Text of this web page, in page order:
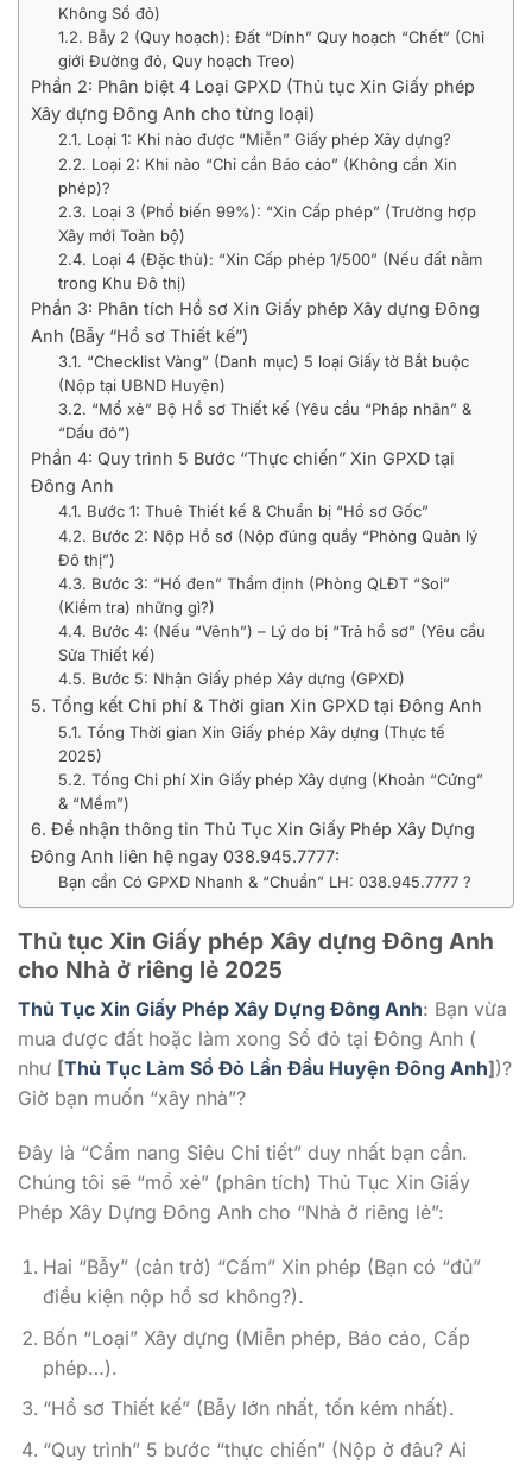
Không Sổ đỏ)
1.2. Bẫy 2 (Quy hoạch): Đất “Dính” Quy hoạch “Chết” (Chỉ
giới Đường đỏ, Quy hoạch Treo)
Phần 2: Phân biệt 4 Loại GPXD (Thủ tục Xin Giấy phép
Xây dựng Đông Anh cho từng loại)
2.1. Loại 1: Khi nào được “Miễn” Giấy phép Xây dựng?
2.2. Loại 2: Khi nào “Chỉ cần Báo cáo” (Không cần Xin
phép)?
2.3. Loại 3 (Phổ biến 99%): “Xin Cấp phép” (Trường hợp
Xây mới Toàn bộ)
2.4. Loại 4 (Đặc thù): “Xin Cấp phép 1/500” (Nếu đất nằm
trong Khu Đô thị)
Phần 3: Phân tích Hồ sơ Xin Giấy phép Xây dựng Đông
Anh (Bẫy “Hồ sơ Thiết kế”)
3.1. “Checklist Vàng” (Danh mục) 5 loại Giấy tờ Bắt buộc
(Nộp tại UBND Huyện)
3.2. “Mổ xẻ” Bộ Hồ sơ Thiết kế (Yêu cầu “Pháp nhân” &
“Dấu đỏ”)
Phần 4: Quy trình 5 Bước “Thực chiến” Xin GPXD tại
Đông Anh
4.1. Bước 1: Thuê Thiết kế & Chuẩn bị “Hồ sơ Gốc”
4.2. Bước 2: Nộp Hồ sơ (Nộp đúng quầy “Phòng Quản lý
Đô thị”)
4.3. Bước 3: “Hố đen” Thẩm định (Phòng QLĐT “Soi”
(Kiểm tra) những gì?)
4.4. Bước 4: (Nếu “Vênh”) – Lý do bị “Trả hồ sơ” (Yêu cầu
Sửa Thiết kế)
4.5. Bước 5: Nhận Giấy phép Xây dựng (GPXD)
5. Tổng kết Chi phí & Thời gian Xin GPXD tại Đông Anh
5.1. Tổng Thời gian Xin Giấy phép Xây dựng (Thực tế
2025)
5.2. Tổng Chi phí Xin Giấy phép Xây dựng (Khoản “Cứng”
& “Mềm”)
6. Để nhận thông tin Thủ Tục Xin Giấy Phép Xây Dựng
Đông Anh liên hệ ngay 038.945.7777:
Bạn cần Có GPXD Nhanh & “Chuẩn” LH: 038.945.7777 ?
Thủ tục Xin Giấy phép Xây dựng Đông Anh
cho Nhà ở riêng lẻ 2025
Thủ Tục Xin Giấy Phép Xây Dựng Đông Anh: Bạn vừa
mua được đất hoặc làm xong Sổ đỏ tại Đông Anh (
như [Thủ Tục Làm Sổ Đỏ Lần Đầu Huyện Đông Anh])?
Giờ bạn muốn “xây nhà”?
Đây là “Cẩm nang Siêu Chi tiết” duy nhất bạn cần.
Chúng tôi sẽ “mổ xẻ” (phân tích) Thủ Tục Xin Giấy
Phép Xây Dựng Đông Anh cho “Nhà ở riêng lẻ”:
Hai “Bẫy” (cản trở) “Cấm” Xin phép (Bạn có “đủ”
điều kiện nộp hồ sơ không?).
Bốn “Loại” Xây dựng (Miễn phép, Báo cáo, Cấp
phép…).
“Hồ sơ Thiết kế” (Bẫy lớn nhất, tốn kém nhất).
“Quy trình” 5 bước “thực chiến” (Nộp ở đâu? Ai